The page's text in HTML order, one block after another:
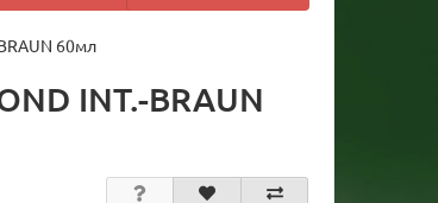
60мл
INT.-BRAUN